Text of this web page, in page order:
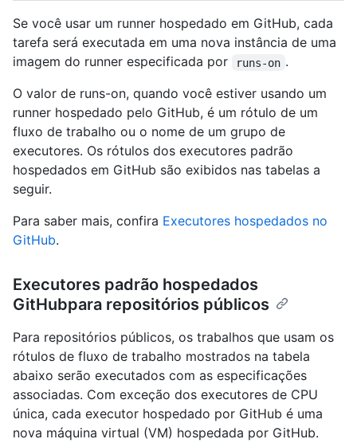
Se você usar um runner hospedado em GitHub, cada
tarefa será executada em uma nova instância de uma
imagem do runner especificada por
runs-on .
O valor de runs-on, quando você estiver usando um
runner hospedado pelo GitHub, é um rótulo de um
fluxo de trabalho ou o nome de um grupo de
executores. Os rótulos dos executores padrão
hospedados em GitHub são exibidos nas tabelas a
seguir.
Para saber mais, confira Executores hospedados no
GitHub.
Executores padrão hospedados
GitHubpara repositórios públicos
Para repositórios públicos, os trabalhos que usam os
rótulos de fluxo de trabalho mostrados na tabela
abaixo serão executados com as especificações
associadas. Com exceção dos executores de CPU
única, cada executor hospedado por GitHub é uma
nova máquina virtual (VM) hospedada por GitHub.